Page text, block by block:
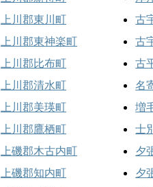
上川郡東川町
上川郡東神楽町
上川郡比布町
上川郡清水町
上川郡美瑛町
上川郡鷹栖町
上磯郡木古内町
上磯郡知内町
古
古
古
名
増
士
夕
夕